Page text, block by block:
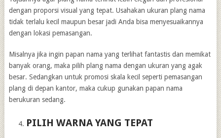
dengan proporsi visual yang tepat. Usahakan ukuran plang nama
tidak terlalu kecil maupun besar jadi Anda bisa menyesuaikannya
dengan lokasi pemasangan.
Misalnya jika ingin papan nama yang terlihat fantastis dan memikat
banyak orang, maka pilih plang nama dengan ukuran yang agak
besar. Sedangkan untuk promosi skala kecil seperti pemasangan
plang di depan kantor, maka cukup gunakan papan nama
berukuran sedang.
PILIH WARNA YANG TEPAT